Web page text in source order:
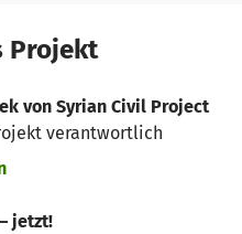
Projekt
von Syrian Civil Project
verantwortlich
jetzt!